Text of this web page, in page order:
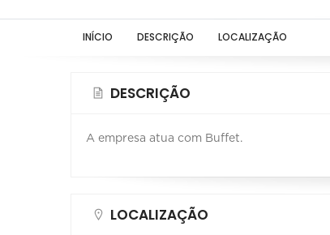
INÍCIO DESCRIÇÃO LOCALIZAÇÃO
DESCRIÇÃO
A empresa atua com Buffet.
LOCALIZAÇÃO